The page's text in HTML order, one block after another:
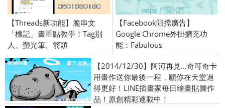
【Threads新功能】脆串文
「標記」畫重點教學！Tag別
人、螢光筆、箭頭
【Facebook阻擋廣告】
Google Chrome外掛擴充功
能：Fabulous
【2014/12/30】阿河再見...奇可奇卡
用畫作送你最後一程，願你在天堂過
得更好！LINE插畫家每日繪畫貼圖作
品！原創精彩連載中！